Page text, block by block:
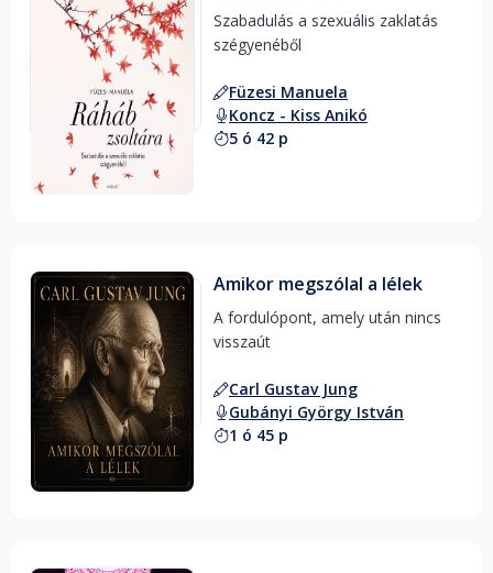
Szabadulás a szexuális zaklatás
Füzesi Manuela
Koncz - Kiss Anikó
5 ó 42 p
Amikor megszólal a lélek
A fordulópont, amely után nincs
Carl Gustav Jung
Gubányi György István
1 ó 45 p